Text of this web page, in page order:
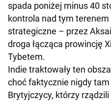
spada poniżej minus 40
kontrola nad tym terenem
strategiczne – przez
droga łącząca prowincję
Tybetem.
Indie traktowały ten
choć faktycznie nigdy
Brytyjczycy, którzy